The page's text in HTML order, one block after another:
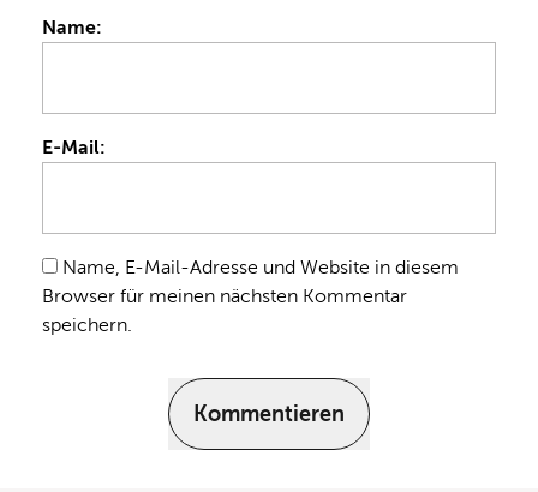
Name:
E-Mail:
Name, E-Mail-Adresse und Website in diesem
Browser für meinen nächsten Kommentar
speichern.
Kommentieren